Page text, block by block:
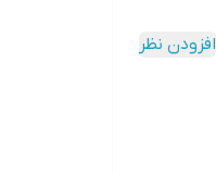
افزودن نظر